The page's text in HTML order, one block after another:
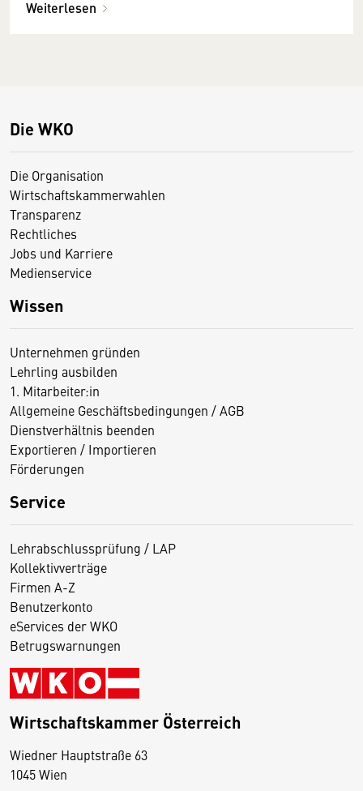
Weiterlesen
Die WKO
Die Organisation
Wirtschaftskammerwahlen
Transparenz
Rechtliches
Jobs und Karriere
Medienservice
Wissen
Unternehmen gründen
Lehrling ausbilden
1. Mitarbeiter:in
Allgemeine Geschäftsbedingungen / AGB
Dienstverhältnis beenden
Exportieren / Importieren
Förderungen
Service
Lehrabschlussprüfung / LAP
Kollektivverträge
Firmen A-Z
Benutzerkonto
eServices der WKO
Betrugswarnungen
Wirtschaftskammer Österreich
Wiedner Hauptstraße 63
1045 Wien
D